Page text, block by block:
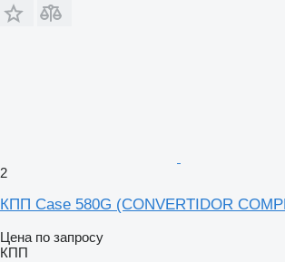
2
КПП Case 580G (CONVERTIDOR
Цена по запросу
КПП